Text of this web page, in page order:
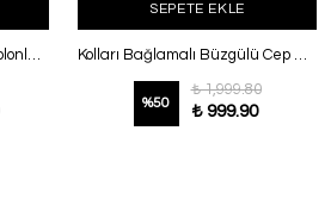
Pelerinli İnce Kuşaklı Pantolonlu Takım İndigo
SEPETE EKLE
Kolları Bağlamalı Büzgülü Cep Detaylı Etekli Dabıl Takım Kahve
%50
₺ 1,999.80
₺ 999.90